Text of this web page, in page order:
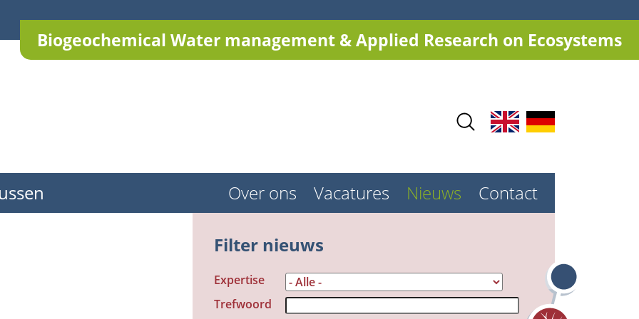
Biogeochemical Water management & Applied Research on Ecosystems
Contact
Nieuws
Vacatures
Over ons
Filter nieuws
Expertise
Trefwoord